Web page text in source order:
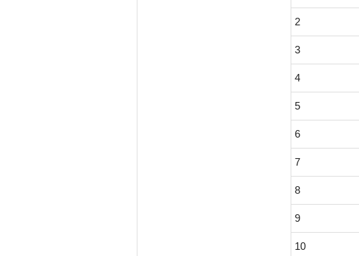
2
3
4
5
6
7
8
9
10